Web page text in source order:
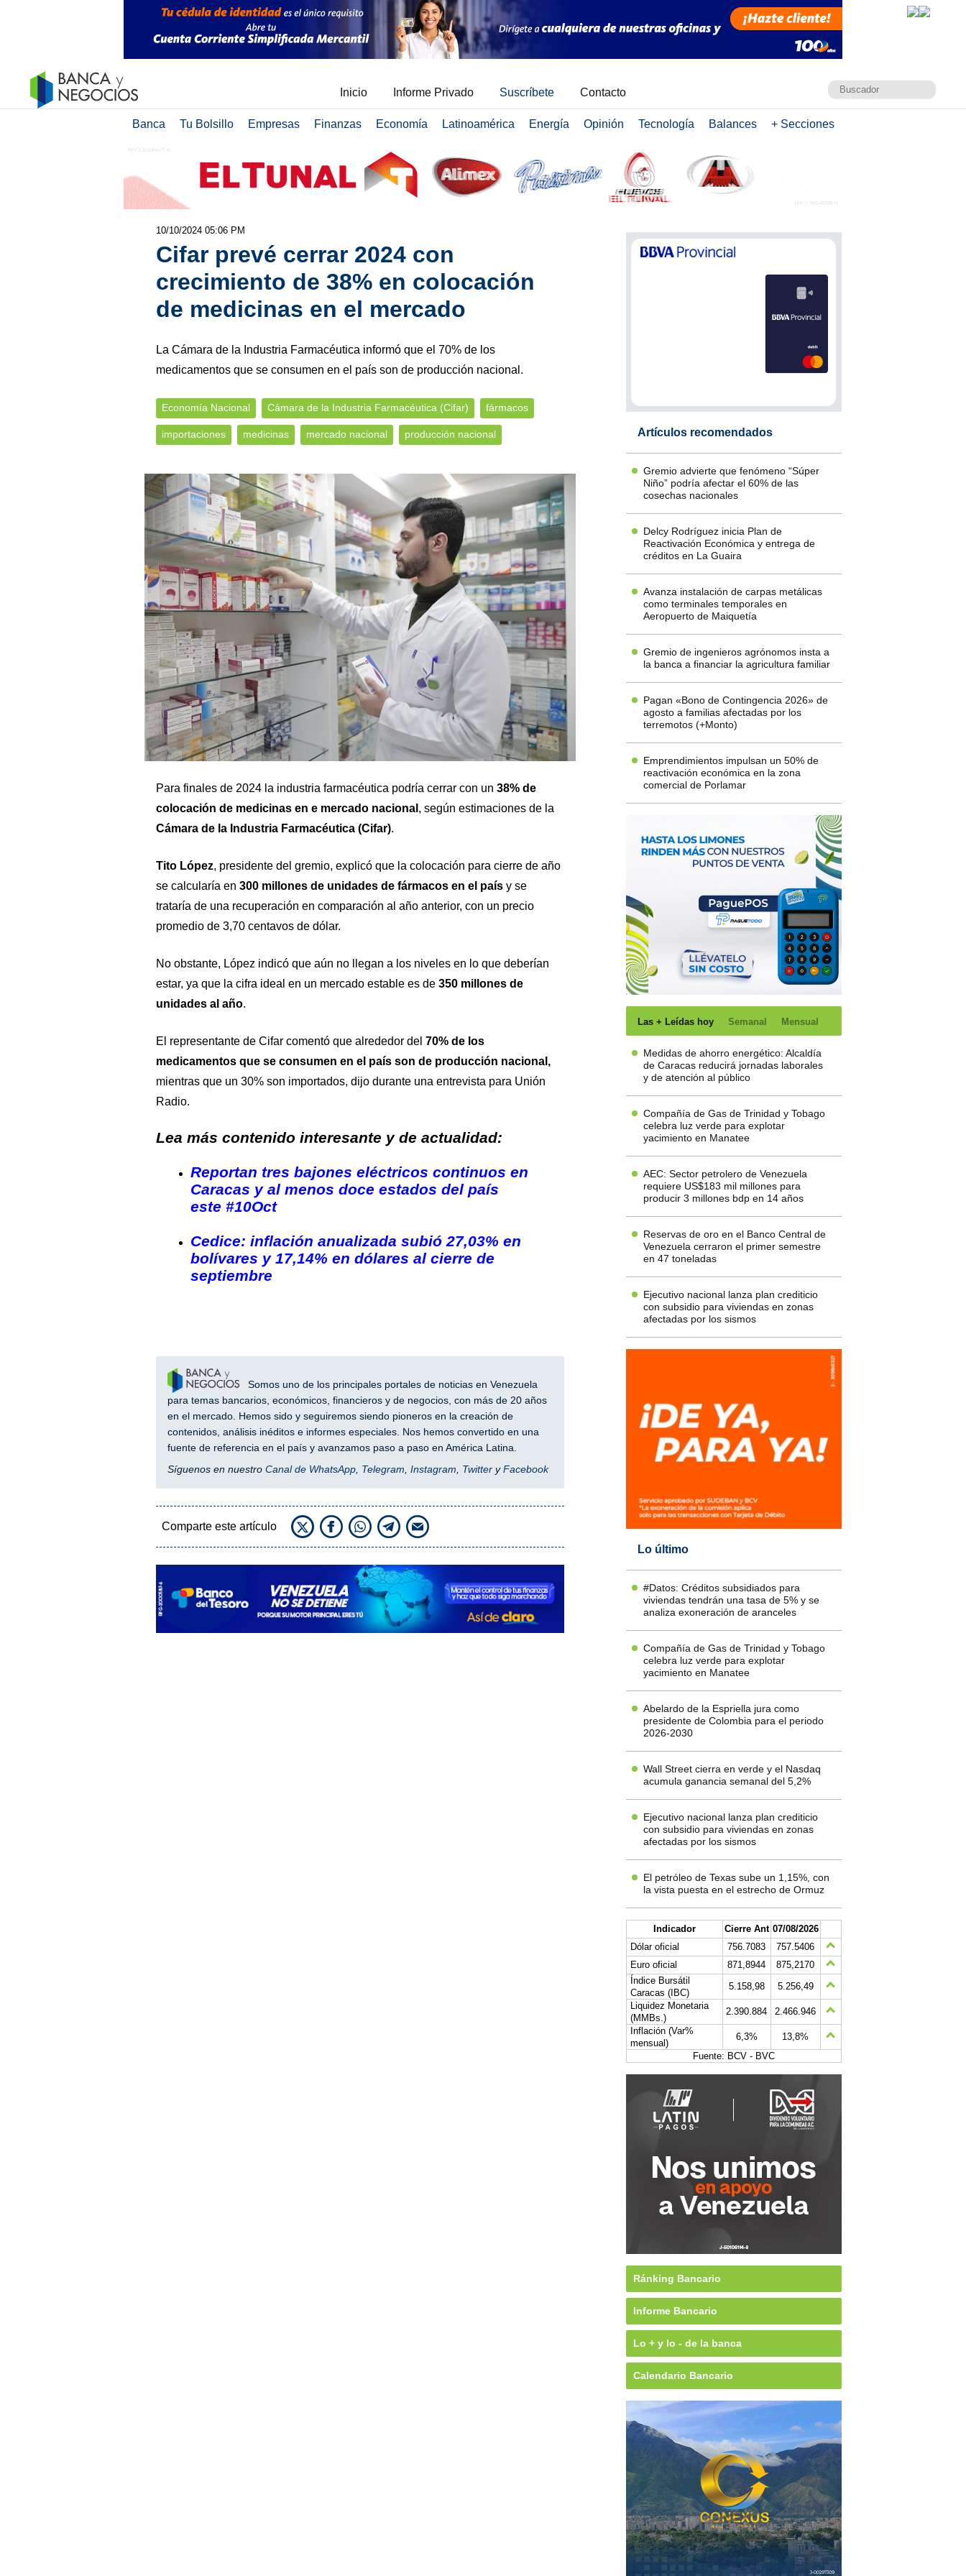
Inicio Informe Privado Suscríbete Contacto
Banca Tu Bolsillo Empresas Finanzas Economía Latinoamérica Energía Opinión Tecnología Balances + Secciones
10/10/2024 05:06 PM
Cifar prevé cerrar 2024 con
crecimiento de 38% en colocación
de medicinas en el mercado
La Cámara de la Industria Farmacéutica informó que el 70% de los
medicamentos que se consumen en el país son de producción nacional.
Economía Nacional Cámara de la Industria Farmacéutica (Cifar) fármacos
importaciones medicinas mercado nacional producción nacional
Para finales de 2024 la industria farmacéutica podría cerrar con un 38% de
colocación de medicinas en e mercado nacional , según estimaciones de la
Cámara de la Industria Farmacéutica (Cifar).
Tito López, presidente del gremio, explicó que la colocación para cierre de año
se calcularía en 300 millones de unidades de fármacos en el paísy se
trataría de una recuperación en comparación al año anterior, con un precio
promedio de 3,70 centavos de dólar.
No obstante, López indicó que aún no llegan a los niveles en lo que deberían
estar, ya que la cifra ideal en un mercado estable es de 350 millones de
unidades al año.
El representante de Cifar comentó que alrededor del 70% de los
medicamentos que se consumen en el país son de producción nacional,
mientras que un 30% son importados, dijo durante una entrevista para Unión
Radio.
Lea más contenido interesante y de actualidad:
Reportan tres bajones eléctricos continuos en
Caracas y al menos doce estados del país
este #10Oct
Cedice: inflación anualizada subió 27,03% en
bolívares y 17,14% en dólares al cierre de
septiembre
Somos uno de los principales portales de noticias en Venezuela
para temas bancarios, económicos, financieros y de negocios, con más de 20 años
en el mercado. Hemos sido y seguiremos siendo pioneros en la creación de
contenidos, análisis inéditos e informes especiales. Nos hemos convertido en una
fuente de referencia en el país y avanzamos paso a paso en América Latina.
Síguenos en nuestro Canal de WhatsApp, Telegram, Instagram, TwitteryFacebook
Comparte este artículo
Artículos recomendados
Gremio advierte que fenómeno “Súper
Niño” podría afectar el 60% de las
cosechas nacionales
Delcy Rodríguez inicia Plan de
Reactivación Económica y entrega de
créditos en La Guaira
Avanza instalación de carpas metálicas
como terminales temporales en
Aeropuerto de Maiquetía
Gremio de ingenieros agrónomos insta a
la banca a financiar la agricultura familiar
Pagan «Bono de Contingencia 2026» de
agosto a familias afectadas por los
terremotos (+Monto)
Emprendimientos impulsan un 50% de
reactivación económica en la zona
comercial de Porlamar
Las + Leídas hoy Semanal Mensual
Medidas de ahorro energético: Alcaldía
de Caracas reducirá jornadas laborales
y de atención al público
Compañía de Gas de Trinidad y Tobago
celebra luz verde para explotar
yacimiento en Manatee
AEC: Sector petrolero de Venezuela
requiere US$183 mil millones para
producir 3 millones bdp en 14 años
Reservas de oro en el Banco Central de
Venezuela cerraron el primer semestre
en 47 toneladas
Ejecutivo nacional lanza plan crediticio
con subsidio para viviendas en zonas
afectadas por los sismos
Lo último
#Datos: Créditos subsidiados para
viviendas tendrán una tasa de 5% y se
analiza exoneración de aranceles
Compañía de Gas de Trinidad y Tobago
celebra luz verde para explotar
yacimiento en Manatee
Abelardo de la Espriella jura como
presidente de Colombia para el periodo
2026-2030
Wall Street cierra en verde y el Nasdaq
acumula ganancia semanal del 5,2%
Ejecutivo nacional lanza plan crediticio
con subsidio para viviendas en zonas
afectadas por los sismos
El petróleo de Texas sube un 1,15%, con
la vista puesta en el estrecho de Ormuz
Indicador Cierre Ant 07/08/2026
Dólar oficial
756.7083
757.5406
Euro oficial
871,8944
875,2170
Índice Bursátil
Caracas (IBC)
5.158,98
5.256,49
Liquidez Monetaria
(MMBs.)
2.390.884
2.466.946
Inflación (Var%
mensual)
6,3%
13,8%
Fuente: BCV - BVC
Ránking Bancario
Informe Bancario
Lo + y lo - de la banca
Calendario Bancario